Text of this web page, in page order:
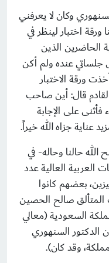
وكان لا يعرفني
اختبار لينظر في
الذين
جلساتي عنده ولم أكن
ورقة الاختبار
قال: أين صاحب
على الإجابة
جزاه الله خيراً.
حالنا وحاله- في
العربية العالية عدد
بعضهم كانوا
المتألق صالح الحصين
السعودية (معالي
الدكتور السنهوري
وقد كان).